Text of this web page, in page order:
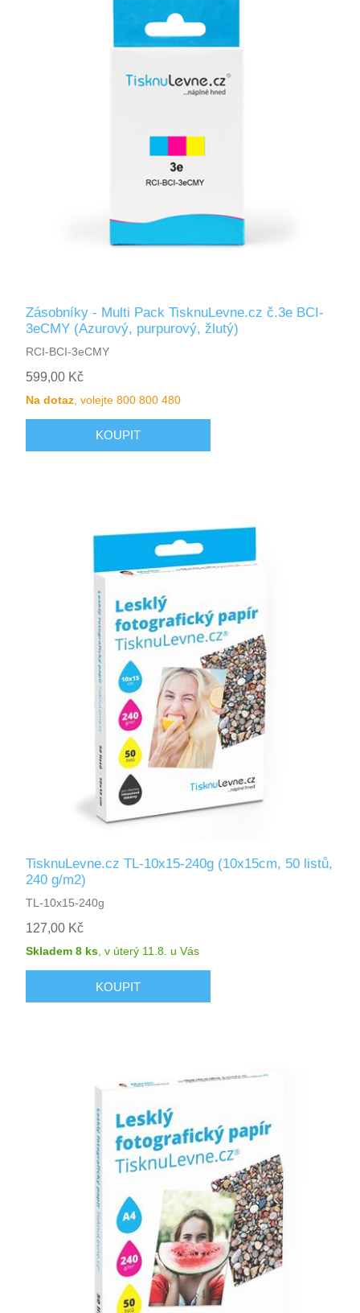
Zásobníky - Multi Pack TisknuLevne.cz č.3e BCI-
3eCMY (Azurový, purpurový, žlutý)
RCI-BCI-3eCMY
599,00 Kč
Na dotaz , volejte 800 800 480
TisknuLevne.cz TL-10x15-240g (10x15cm, 50 listů,
240 g/m2)
TL-10x15-240g
127,00 Kč
Skladem 8 ks ,v úterý 11.8. u Vás